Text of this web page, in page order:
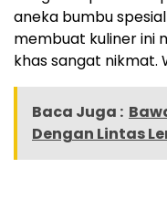
aneka bumbu
membuat kuliner ini
khas sangat nikmat.
Baca Juga :
Dengan Lintas